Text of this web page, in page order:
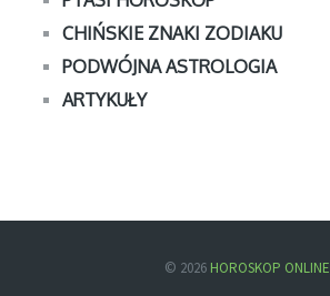
CHIŃSKIE ZNAKI ZODIAKU
PODWÓJNA ASTROLOGIA
ARTYKUŁY
© 2026 HOROSKOP ONLINE